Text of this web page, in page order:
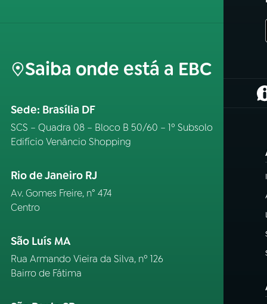
Saiba onde está a EBC
Sede: Brasília DF
SCS – Quadra 08 – Bloco B 50/60 – 1º Subsolo
Edifício Venâncio Shopping
Rio de Janeiro RJ
Av. Gomes Freire, n° 474
Centro
São Luís MA
Rua Armando Vieira da Silva, nº 126
Bairro de Fátima